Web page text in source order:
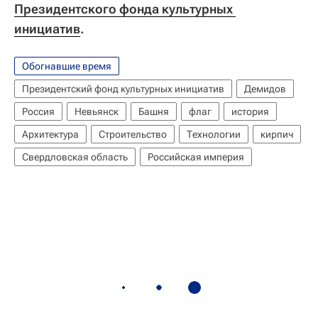
Президентского фонда культурных
инициатив.
Обогнавшие время
Президентский фонд культурных инициатив
Демидов
Россия
Невьянск Башня флаг
история
Архитектура
Строительство Технологии
кирпич
Свердловская область
Российская империя